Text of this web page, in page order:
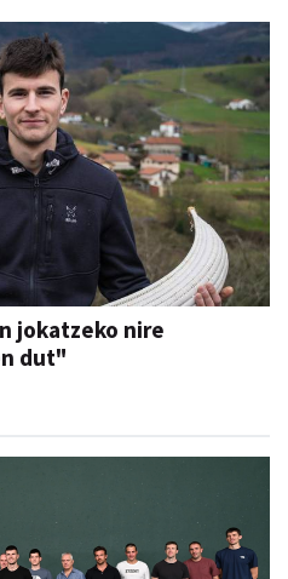
jokatzeko nire
dut"